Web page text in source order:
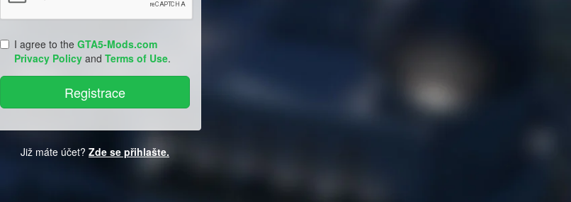
I agree to the GTA5-Mods.com
Privacy Policy and Terms of Use.
Již máte účet? Zde se přihlašte.